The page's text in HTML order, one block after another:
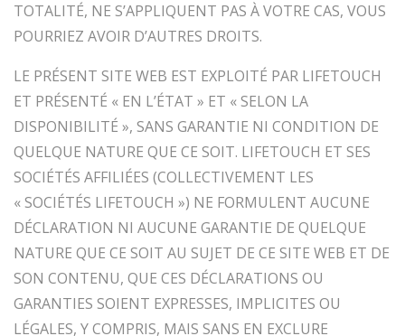
TOTALITÉ, NE S’APPLIQUENT PAS À VOTRE CAS, VOUS
POURRIEZ AVOIR D’AUTRES DROITS.
LE PRÉSENT SITE WEB EST EXPLOITÉ PAR LIFETOUCH
ET PRÉSENTÉ « EN L’ÉTAT » ET « SELON LA
DISPONIBILITÉ », SANS GARANTIE NI CONDITION DE
QUELQUE NATURE QUE CE SOIT. LIFETOUCH ET SES
SOCIÉTÉS AFFILIÉES (COLLECTIVEMENT LES
« SOCIÉTÉS LIFETOUCH ») NE FORMULENT AUCUNE
DÉCLARATION NI AUCUNE GARANTIE DE QUELQUE
NATURE QUE CE SOIT AU SUJET DE CE SITE WEB ET DE
SON CONTENU, QUE CES DÉCLARATIONS OU
GARANTIES SOIENT EXPRESSES, IMPLICITES OU
LÉGALES, Y COMPRIS, MAIS SANS EN EXCLURE